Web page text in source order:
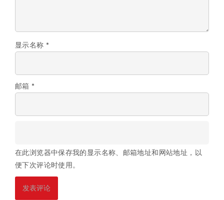
显示名称 *
邮箱 *
在此浏览器中保存我的显示名称、邮箱地址和网站地址，以
便下次评论时使用。